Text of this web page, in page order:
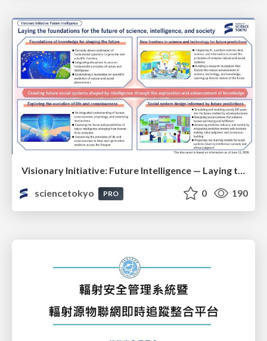
Visionary Initiative: Future Intelligence — Laying the foundations for the future of science, intelligence, and society | Science Tokyo
sciencetokyo
PRO 0 190